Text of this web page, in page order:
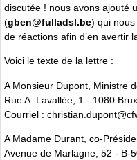
discutée ! nous avons ajouté
(gben@fulladsl.be) qui
de réactions afin d’en avertir
Voici le texte de la lettre :
A Monsieur Dupont, Ministre
Rue A. Lavallée, 1 - 1080
Courriel :
A Madame Durant, co-
Avenue de Marlagne, 52 - B-